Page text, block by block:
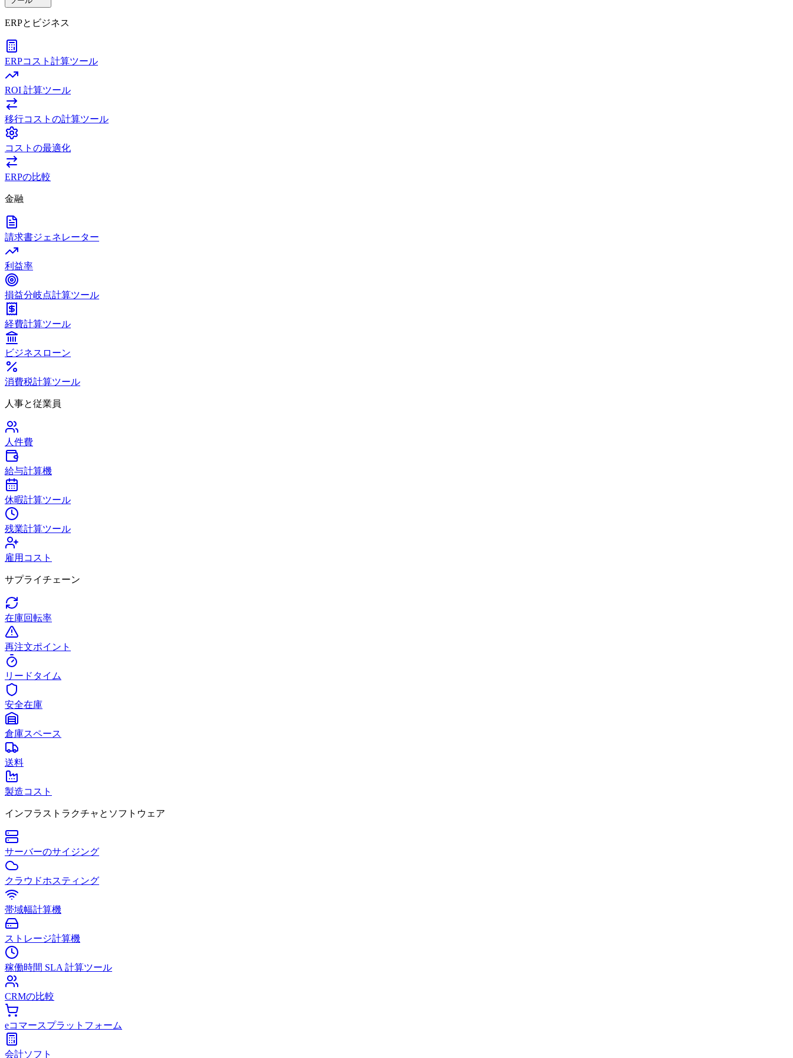
ERPとビジネス
ERPコスト計算ツール
ROI 計算ツール
移行コストの計算ツール
コストの最適化
ERPの比較
金融
請求書ジェネレーター
利益率
損益分岐点計算ツール
経費計算ツール
ビジネスローン
消費税計算ツール
人事と従業員
人件費
給与計算機
休暇計算ツール
残業計算ツール
雇用コスト
サプライチェーン
在庫回転率
再注文ポイント
リードタイム
安全在庫
倉庫スペース
送料
製造コスト
インフラストラクチャとソフトウェア
サーバーのサイジング
クラウドホスティング
帯域幅計算機
ストレージ計算機
稼働時間 SLA 計算ツール
CRMの比較
eコマースプラットフォーム
会計ソフト